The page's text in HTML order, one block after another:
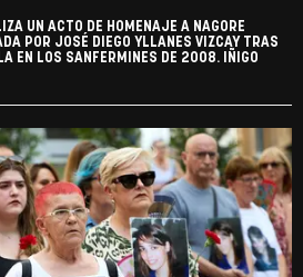
UN ACTO DE HOMENAJE A NAGORE
POR JOSÉ DIEGO YLLANES VIZCAY TRAS
EN LOS SANFERMINES DE 2008. IÑIGO